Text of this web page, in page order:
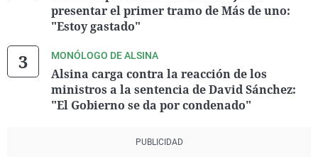
presentar el primer tramo de Más de uno:
"Estoy gastado"
MONÓLOGO DE ALSINA
Alsina carga contra la reacción de los
ministros a la sentencia de David Sánchez:
"El Gobierno se da por condenado"